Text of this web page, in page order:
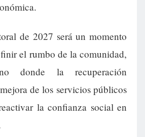
de 2027 será un momento
el rumbo de la comunidad,
donde la recuperación
de los servicios públicos
la confianza social en